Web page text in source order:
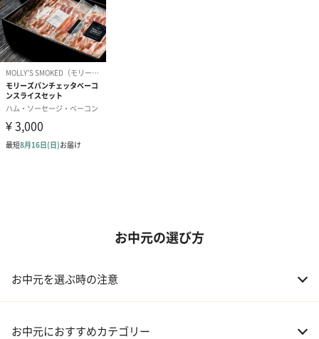
お中元の選び方
お中元を選ぶ時の注意
お中元におすすめカテゴリー